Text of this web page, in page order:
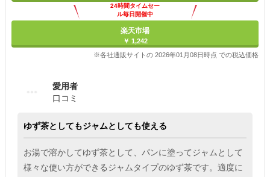
24時間タイムセー
ル毎日開催中
楽天市場
￥ 1,242
※各社通販サイトの 2026年01月08日時点 での税込価格
愛用者
口コミ
ゆず茶としてもジャムとしても使える
お湯で溶かしてゆず茶として、パンに塗ってジャムとして
様々な使い方ができるジャムタイプのゆず茶です。適度に